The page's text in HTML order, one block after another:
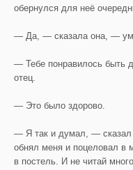
обернулся для неё
— Да, — сказала она, —
— Тебе понравилось быть
отец.
— Это было здорово.
— Я так и думал, — сказал
обнял меня и поцеловал в
в постель. И не читай